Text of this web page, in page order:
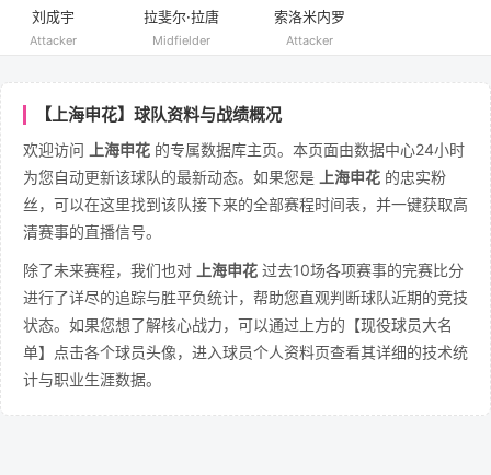
刘成宇
Attacker
拉斐尔·拉唐
Midfielder
索洛米内罗
Attacker
【上海申花】球队资料与战绩概况
欢迎访问 上海申花 的专属数据库主页。本页面由数据中心24小时
为您自动更新该球队的最新动态。如果您是
上海申花 的忠实粉
丝，可以在这里找到该队接下来的全部赛程时间表，并一键获取高
清赛事的直播信号。
除了未来赛程，我们也对 上海申花 过去10场各项赛事的完赛比分
进行了详尽的追踪与胜平负统计，帮助您直观判断球队近期的竞技
状态。如果您想了解核心战力，可以通过上方的【现役球员大名
单】点击各个球员头像，进入球员个人资料页查看其详细的技术统
计与职业生涯数据。